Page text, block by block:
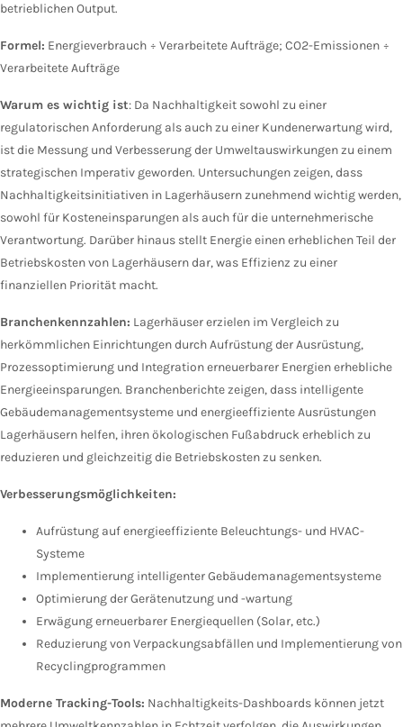
betrieblichen Output.
Formel: Energieverbrauch ÷ Verarbeitete Aufträge; CO2-Emissionen ÷
Verarbeitete Aufträge
Warum es wichtig ist: Da Nachhaltigkeit sowohl zu einer
regulatorischen Anforderung als auch zu einer Kundenerwartung wird,
ist die Messung und Verbesserung der Umweltauswirkungen zu einem
strategischen Imperativ geworden. Untersuchungen zeigen, dass
Nachhaltigkeitsinitiativen in Lagerhäusern zunehmend wichtig werden,
sowohl für Kosteneinsparungen als auch für die unternehmerische
Verantwortung. Darüber hinaus stellt Energie einen erheblichen Teil der
Betriebskosten von Lagerhäusern dar, was Effizienz zu einer
finanziellen Priorität macht.
Branchenkennzahlen: Lagerhäuser erzielen im Vergleich zu
herkömmlichen Einrichtungen durch Aufrüstung der Ausrüstung,
Prozessoptimierung und Integration erneuerbarer Energien erhebliche
Energieeinsparungen. Branchenberichte zeigen, dass intelligente
Gebäudemanagementsysteme und energieeffiziente Ausrüstungen
Lagerhäusern helfen, ihren ökologischen Fußabdruck erheblich zu
reduzieren und gleichzeitig die Betriebskosten zu senken.
Verbesserungsmöglichkeiten:
Aufrüstung auf energieeffiziente Beleuchtungs- und HVAC-
Systeme
Implementierung intelligenter Gebäudemanagementsysteme
Optimierung der Gerätenutzung und -wartung
Erwägung erneuerbarer Energiequellen (Solar, etc.)
Reduzierung von Verpackungsabfällen und Implementierung von
Recyclingprogrammen
Moderne Tracking-Tools: Nachhaltigkeits-Dashboards können jetzt